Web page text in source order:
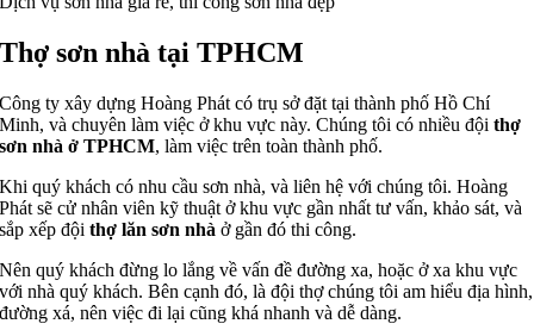
Thợ sơn nhà tại TPHCM
Công ty xây dựng Hoàng Phát có trụ sở đặt tại thành phố Hồ Chí
Minh, và chuyên làm việc ở khu vực này. Chúng tôi có nhiều độithợ
sơn nhà ở TPHCM, làm việc trên toàn thành phố.
Khi quý khách có nhu cầu sơn nhà, và liên hệ với chúng tôi. Hoàng
Phát sẽ cử nhân viên kỹ thuật ở khu vực gần nhất tư vấn, khảo sát, và
sắp xếp độithợ lăn sơn nhà ở gần đó thi công.
Nên quý khách đừng lo lắng về vấn đề đường xa, hoặc ở xa khu vực
với nhà quý khách. Bên cạnh đó, là đội thợ chúng tôi am hiểu địa hình,
đường xá, nên việc đi lại cũng khá nhanh và dễ dàng.